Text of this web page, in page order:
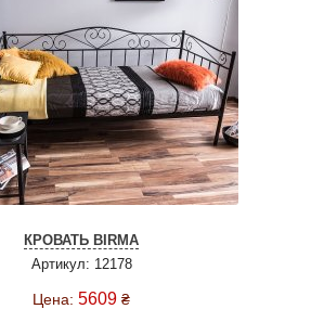
КРОВАТЬ BIRMA
Артикул: 12178
Цена: 5609 ₴